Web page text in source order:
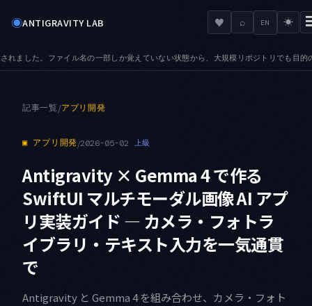
◉ANTIGRAVITY LAB ♥ ⌕ EN ☀
ファイルへ辿り着けます●AUDIO — 音声ファイルの描画に対応しました。.json・
記事一覧/アプリ開発
▣ アプリ開発/2026-05-02 上級
Antigravity × Gemma 4 で作る
SwiftUI マルチモーダル画像 AI アプ
リ実装ガイド — カメラ・フォトラ
イブラリ・テキスト入力を一気通貫
で
Antigravity と Gemma 4 を組み合わせ、カメラ・フォト